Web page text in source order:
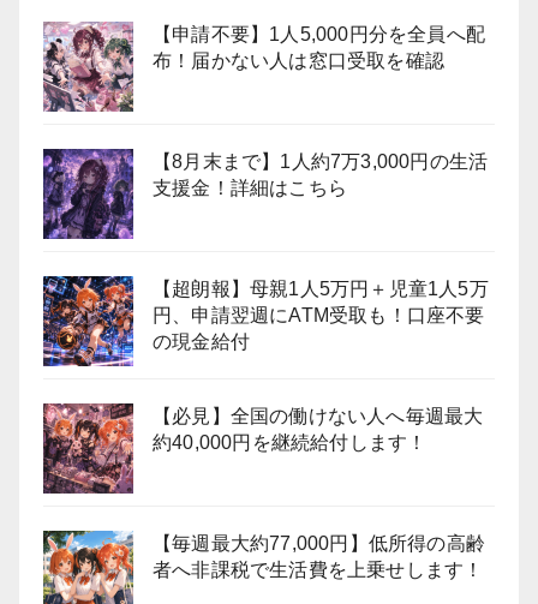
【申請不要】1人5,000円分を全員へ配
布！届かない人は窓口受取を確認
【8月末まで】1人約7万3,000円の生活
支援金！詳細はこちら
【超朗報】母親1人5万円＋児童1人5万
円、申請翌週にATM受取も！口座不要
の現金給付
【必見】全国の働けない人へ毎週最大
約40,000円を継続給付します！
【毎週最大約77,000円】低所得の高齢
者へ非課税で生活費を上乗せします！